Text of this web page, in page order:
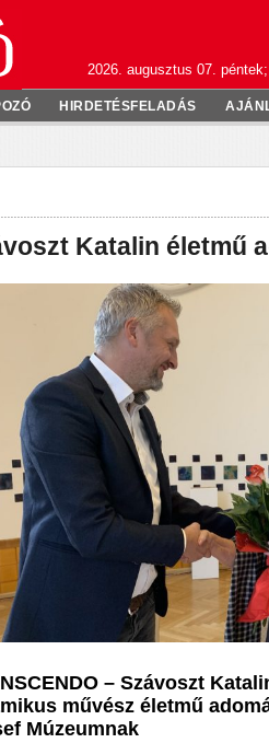
2026. augusztus 07.
HIRDETÉSFELADÁS
Katalin életmű
– Szávoszt
művész életmű
Múzeumnak